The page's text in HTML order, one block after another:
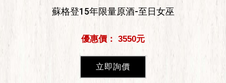
蘇格登15年限量原酒-至日女巫
優惠價： 3550元
立即詢價